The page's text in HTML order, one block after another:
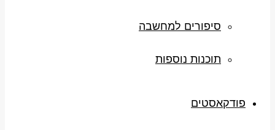
סיפורים למחשבה
תוכנות נוספות
פודקאסטים